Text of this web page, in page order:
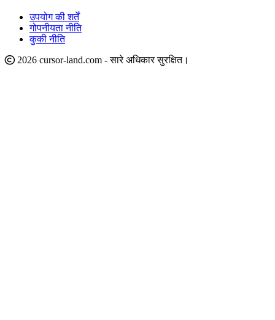
उपयोग की शर्तें
गोपनीयता नीति
कुकी नीति
2026 cursor-land.com - सारे अधिकार सुरक्षित।